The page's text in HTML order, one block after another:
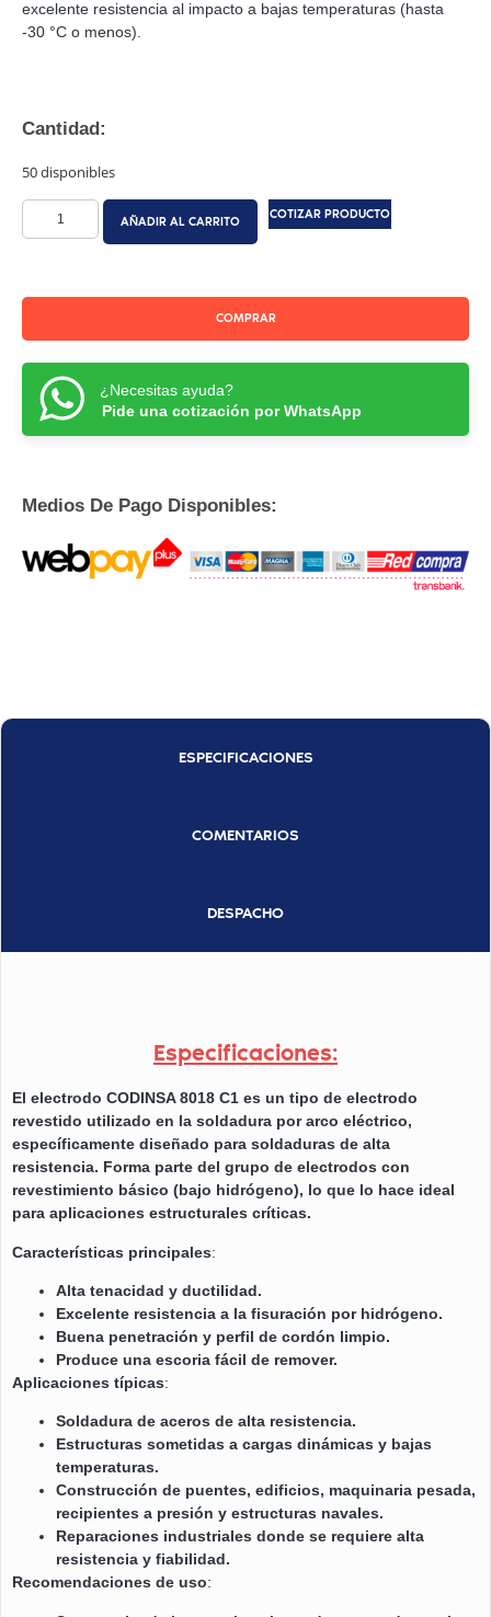
excelente resistencia al impacto a bajas temperaturas (hasta
-30 °C o menos).
Cantidad:
50 disponibles
AÑADIR AL CARRITO COTIZAR PRODUCTO
COMPRAR
¿Necesitas ayuda?
Pide una cotización por WhatsApp
Medios De Pago Disponibles:
ESPECIFICACIONES
COMENTARIOS
DESPACHO
Especificaciones:
El electrodo CODINSA 8018 C1 es un tipo de electrodo
revestido utilizado en la soldadura por arco eléctrico,
específicamente diseñado para soldaduras de alta
resistencia. Forma parte del grupo de electrodos con
revestimiento básico (bajo hidrógeno), lo que lo hace ideal
para aplicaciones estructurales críticas.
Características principales:
Alta tenacidad y ductilidad.
Excelente resistencia a la fisuración por hidrógeno.
Buena penetración y perfil de cordón limpio.
Produce una escoria fácil de remover.
Aplicaciones típicas:
Soldadura de aceros de alta resistencia.
Estructuras sometidas a cargas dinámicas y bajas
temperaturas.
Construcción de puentes, edificios, maquinaria pesada,
recipientes a presión y estructuras navales.
Reparaciones industriales donde se requiere alta
resistencia y fiabilidad.
Recomendaciones de uso: